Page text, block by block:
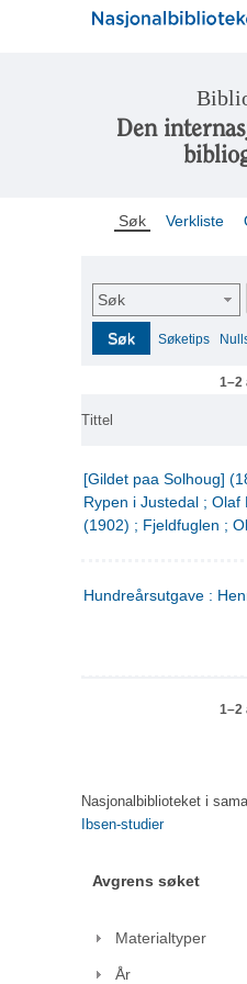
Den
Søk Verkliste
Søk
Søk Søketips
1–2
Tittel
[Gildet paa Solhoug]
Rypen i Justedal ; Olaf
(1902) ; Fjeldfuglen ;
Hundreårsutgave :
1–2
Nasjonalbiblioteket i
Ibsen-studier
Avgrens søket
Materialtyper
År